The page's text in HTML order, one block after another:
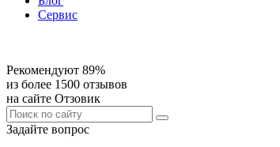
Сервис
Рекомендуют 89%
из более 1500 отзывов
на сайте Отзовик
Задайте вопрос